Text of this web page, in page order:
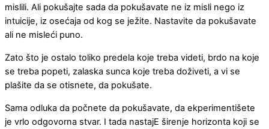
mislili. Ali pokušajte sada da pokušavate ne iz misli nego iz
intuicije, iz osećaja od kog se ježite. Nastavite da pokušavate
ali ne misleći puno.
Zato što je ostalo toliko predela koje treba videti, brdo na koje
se treba popeti, zalaska sunca koje treba doživeti, a vi se
plašite da se otisnete, da pokušate.
Sama odluka da počnete da pokušavate, da ekperimentišete
je vrlo odgovorna stvar. I tada nastajE širenje horizonta koji se